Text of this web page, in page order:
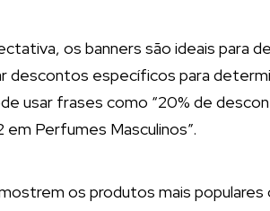
os banners são ideais para
descontos específicos para
usar frases como “20% de
em Perfumes Masculinos”.
os produtos mais